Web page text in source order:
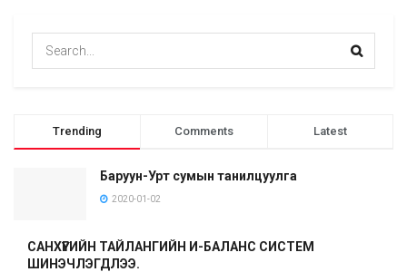
Trending Comments Latest
Баруун-Урт сумын танилцуулга
2020-01-02
САНХҮҮГИЙН ТАЙЛАНГИЙН И-БАЛАНС СИСТЕМ
ШИНЭЧЛЭГДЛЭЭ.